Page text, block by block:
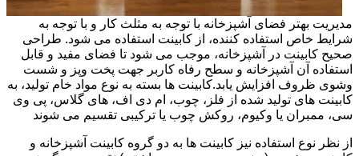
مدیریت بهتر فضای آشپزخانه با توجه به مثلث کار و با توجه به
شرایط خاص استفاده کننده، از کابینت استفاده می شود. طراحی
صحیح کابینت در آشپزخانه، موجب می شود تا فضای مفید و قابل
استفاده آن آشپزخانه و سطح رفاه کاربر جهت پخت وپز و شست
وشوی ظروف افزایش یابد.کابینت ها بسته به نوع مواد خام تولید، به
کابینت های تولید شده از فلز، چوب، ام دی اف، های گلاس، پی وی
سی، ممبران یا وکیوم، روکش چوب یا ترکیبی تقسیم می شوند
از نظر نوع استفاده نیز کابینت ها به دو گروه کابینت آشپزخانه و